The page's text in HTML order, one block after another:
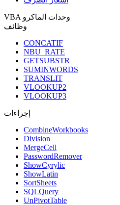
VBA وحدات الماكرو
وظائف
CONCATIF
NBU_RATE
GETSUBSTR
SUMINWORDS
TRANSLIT
VLOOKUP2
VLOOKUP3
إجراءات
CombineWorkbooks
Division
MergeCell
PasswordRemover
ShowCyrylic
ShowLatin
SortSheets
SQLQuery
UnPivotTable